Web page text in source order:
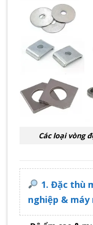
Các loại vòng
1. Đặc thù
nghiệp &